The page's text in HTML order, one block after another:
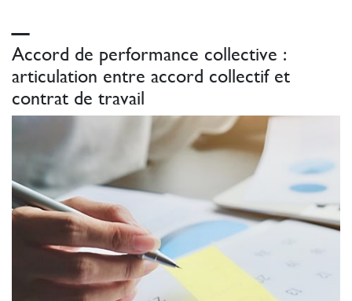
Accord de performance collective :
articulation entre accord collectif et
contrat de travail